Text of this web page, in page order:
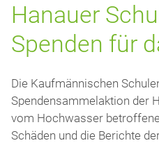
Hanauer
Spenden für
Die Kaufmännischen
Spendensammelaktion der
vom Hochwasser
Schäden und die Berichte